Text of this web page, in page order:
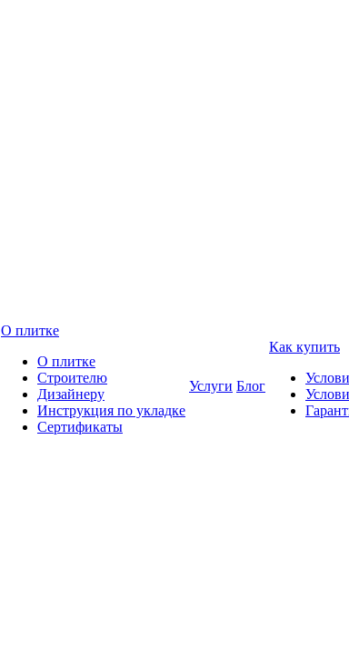
О плитке
О плитке
Строителю
Дизайнеру
Инструкция по укладке
Сертификаты
Услуги Блог
Как купить